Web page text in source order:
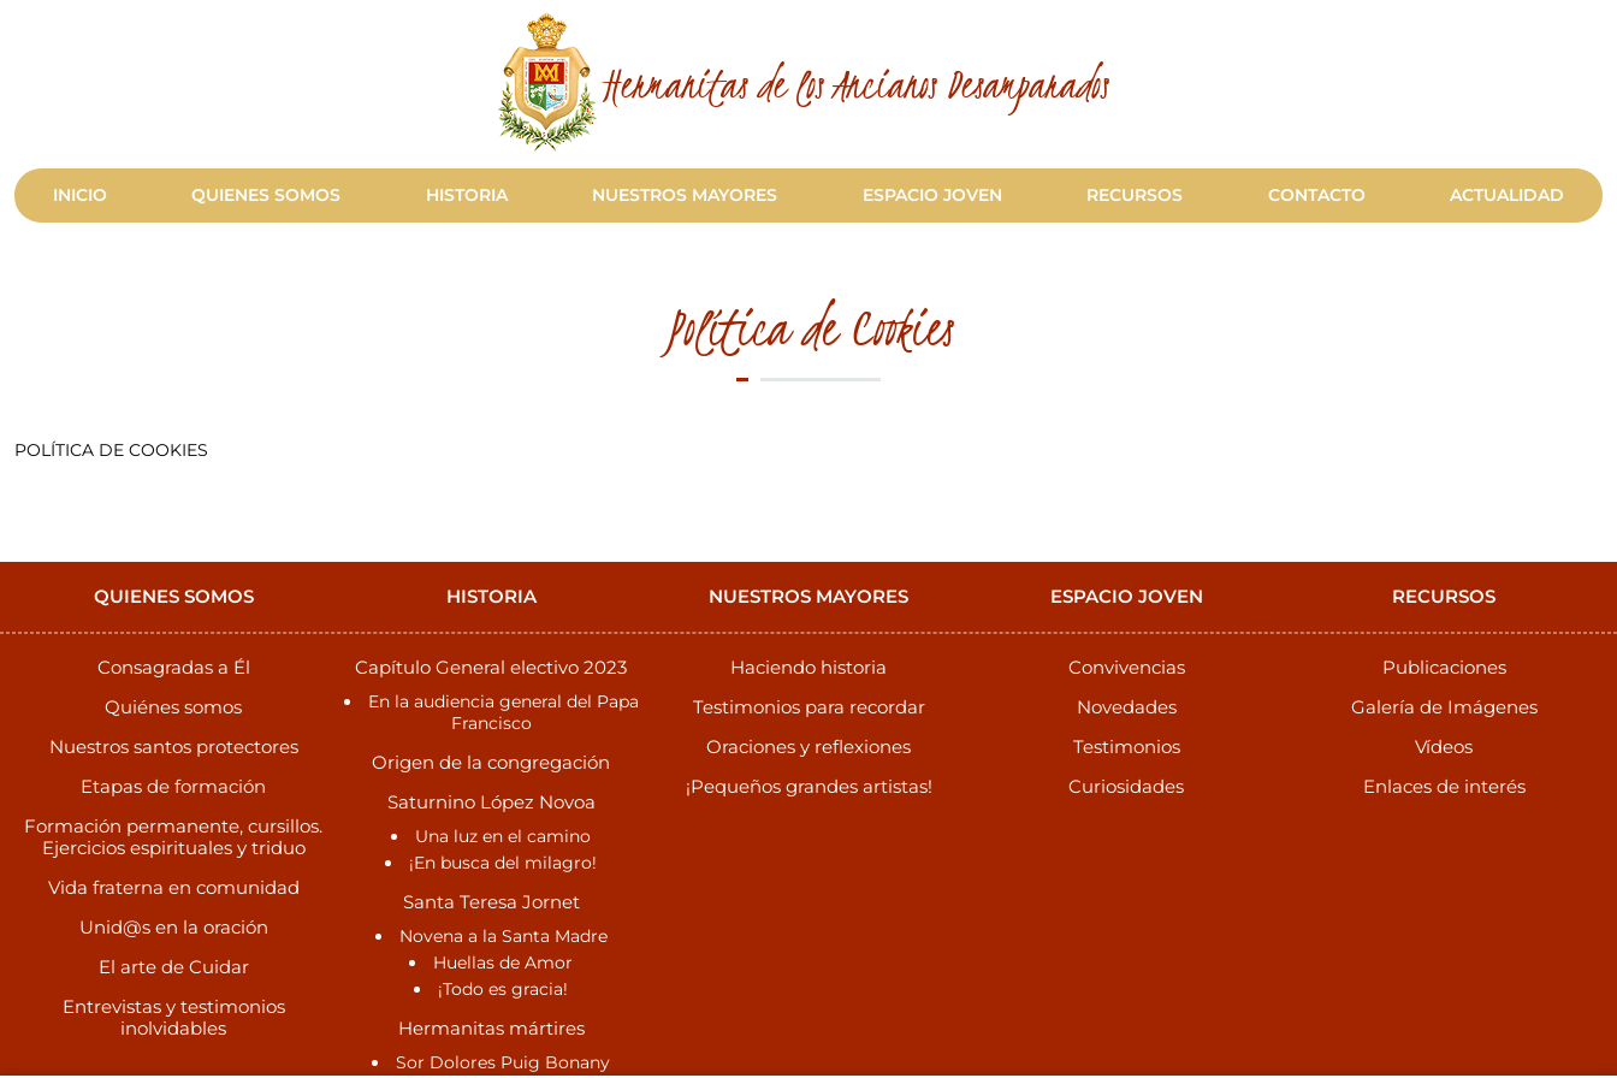
Hermanitas de los Ancianos Desamparados
INICIO QUIENES SOMOS HISTORIA NUESTROS MAYORES ESPACIO JOVEN RECURSOS CONTACTO ACTUALIDAD
Política de Cookies
POLÍTICA DE COOKIES
QUIENES SOMOS
Consagradas a Él
Quiénes somos
Nuestros santos protectores
Etapas de formación
Formación permanente, cursillos.
Ejercicios espirituales y triduo
Vida fraterna en comunidad
Unid@s en la oración
El arte de Cuidar
Entrevistas y testimonios
inolvidables
HISTORIA
Capítulo General electivo 2023
En la audiencia general del Papa
Francisco
Origen de la congregación
Saturnino López Novoa
Una luz en el camino
¡En busca del milagro!
Santa Teresa Jornet
Novena a la Santa Madre
Huellas de Amor
¡Todo es gracia!
Hermanitas mártires
Sor Dolores Puig Bonany
NUESTROS MAYORES
Haciendo historia
Testimonios para recordar
Oraciones y reflexiones
¡Pequeños grandes artistas!
ESPACIO JOVEN
Convivencias
Novedades
Testimonios
Curiosidades
RECURSOS
Publicaciones
Galería de Imágenes
Vídeos
Enlaces de interés